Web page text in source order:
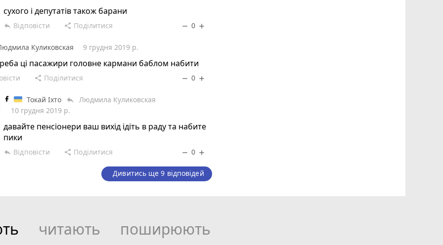
сухого і депутатів також барани
reply Відповісти share Поділитися remove 0 add
Куликовская 9 грудня 2019 р.
ці пасажири головне кармани баблом набити
share Поділитися remove 0 add
Токай Іхто reply
Людмила Куликовская
10 грудня 2019 р.
давайте пенсіонери ваш вихід ідіть в раду та набите
пики
reply Відповісти share Поділитися remove 0 add
Дивитись ще 9 відповідей
читають поширюють